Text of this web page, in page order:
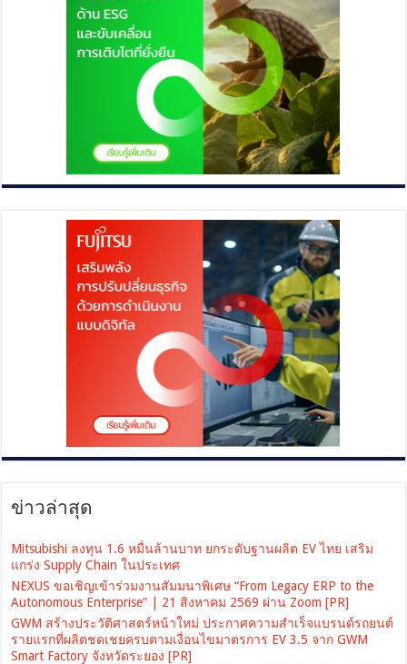
ข่าวล่าสุด
Mitsubishi ลงทุน 1.6 หมื่นล้านบาท ยกระดับฐานผลิต EV ไทย เสริม
แกร่ง Supply Chain ในประเทศ
NEXUS ขอเชิญเข้าร่วมงานสัมมนาพิเศษ “From Legacy ERP to the
Autonomous Enterprise” | 21 สิงหาคม 2569 ผ่าน Zoom [PR]
GWM สร้างประวัติศาสตร์หน้าใหม่ ประกาศความสำเร็จแบรนด์รถยนต์
รายแรกที่ผลิตชดเชยครบตามเงื่อนไขมาตรการ EV 3.5 จาก GWM
Smart Factory จังหวัดระยอง [PR]